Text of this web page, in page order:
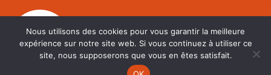
Nous utilisons des cookies pour vous garantir la meilleure
expérience sur notre site web. Si vous continuez à utiliser ce
site, nous supposerons que vous en êtes satisfait.